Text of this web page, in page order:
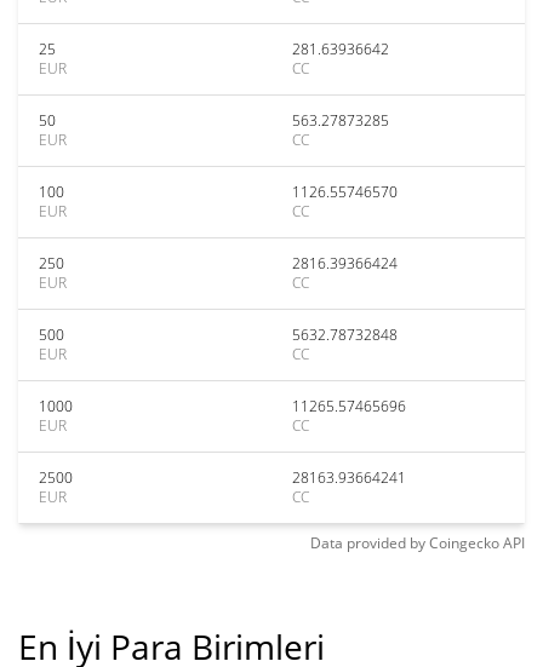
25
EUR
281.63936642
CC
50
EUR
563.27873285
CC
100
EUR
1126.55746570
CC
250
EUR
2816.39366424
CC
500
EUR
5632.78732848
CC
1000
EUR
11265.57465696
CC
2500
EUR
28163.93664241
CC
Data provided byCoingeckoAPI
En İyi Para Birimleri